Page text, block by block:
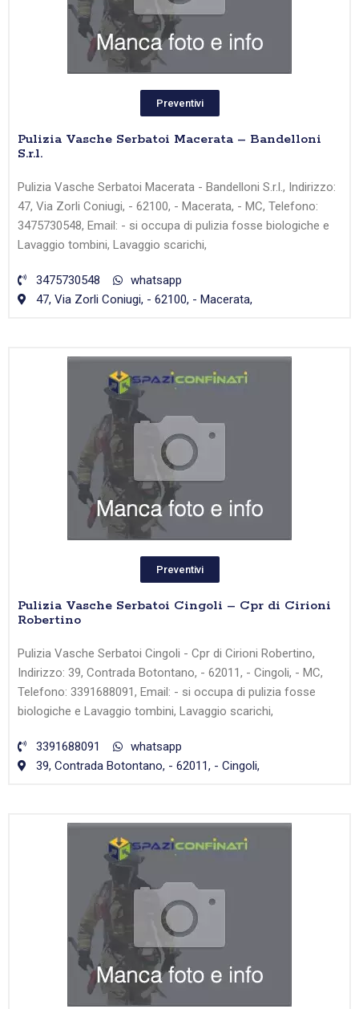
Preventivi
Pulizia Vasche Serbatoi Macerata – Bandelloni
S.r.l.
Pulizia Vasche Serbatoi Macerata - Bandelloni S.r.l., Indirizzo:
47, Via Zorli Coniugi, - 62100, - Macerata, - MC, Telefono:
3475730548, Email: - si occupa di pulizia fosse biologiche e
Lavaggio tombini, Lavaggio scarichi,
3475730548
whatsapp
47, Via Zorli Coniugi, - 62100, - Macerata,
Preventivi
Pulizia Vasche Serbatoi Cingoli – Cpr di Cirioni
Robertino
Pulizia Vasche Serbatoi Cingoli - Cpr di Cirioni Robertino,
Indirizzo: 39, Contrada Botontano, - 62011, - Cingoli, - MC,
Telefono: 3391688091, Email: - si occupa di pulizia fosse
biologiche e Lavaggio tombini, Lavaggio scarichi,
3391688091
whatsapp
39, Contrada Botontano, - 62011, - Cingoli,